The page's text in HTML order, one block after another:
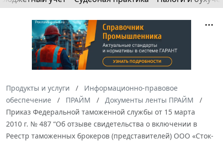
Продукты и услуги
Информационно-правовое
обеспечение
ПРАЙМ
Документы ленты ПРАЙМ
Приказ Федеральной таможенной службы от 15 марта
2010 г. № 487 “Об отзыве свидетельства о включении в
Реестр таможенных брокеров (представителей) ООО «Сток-